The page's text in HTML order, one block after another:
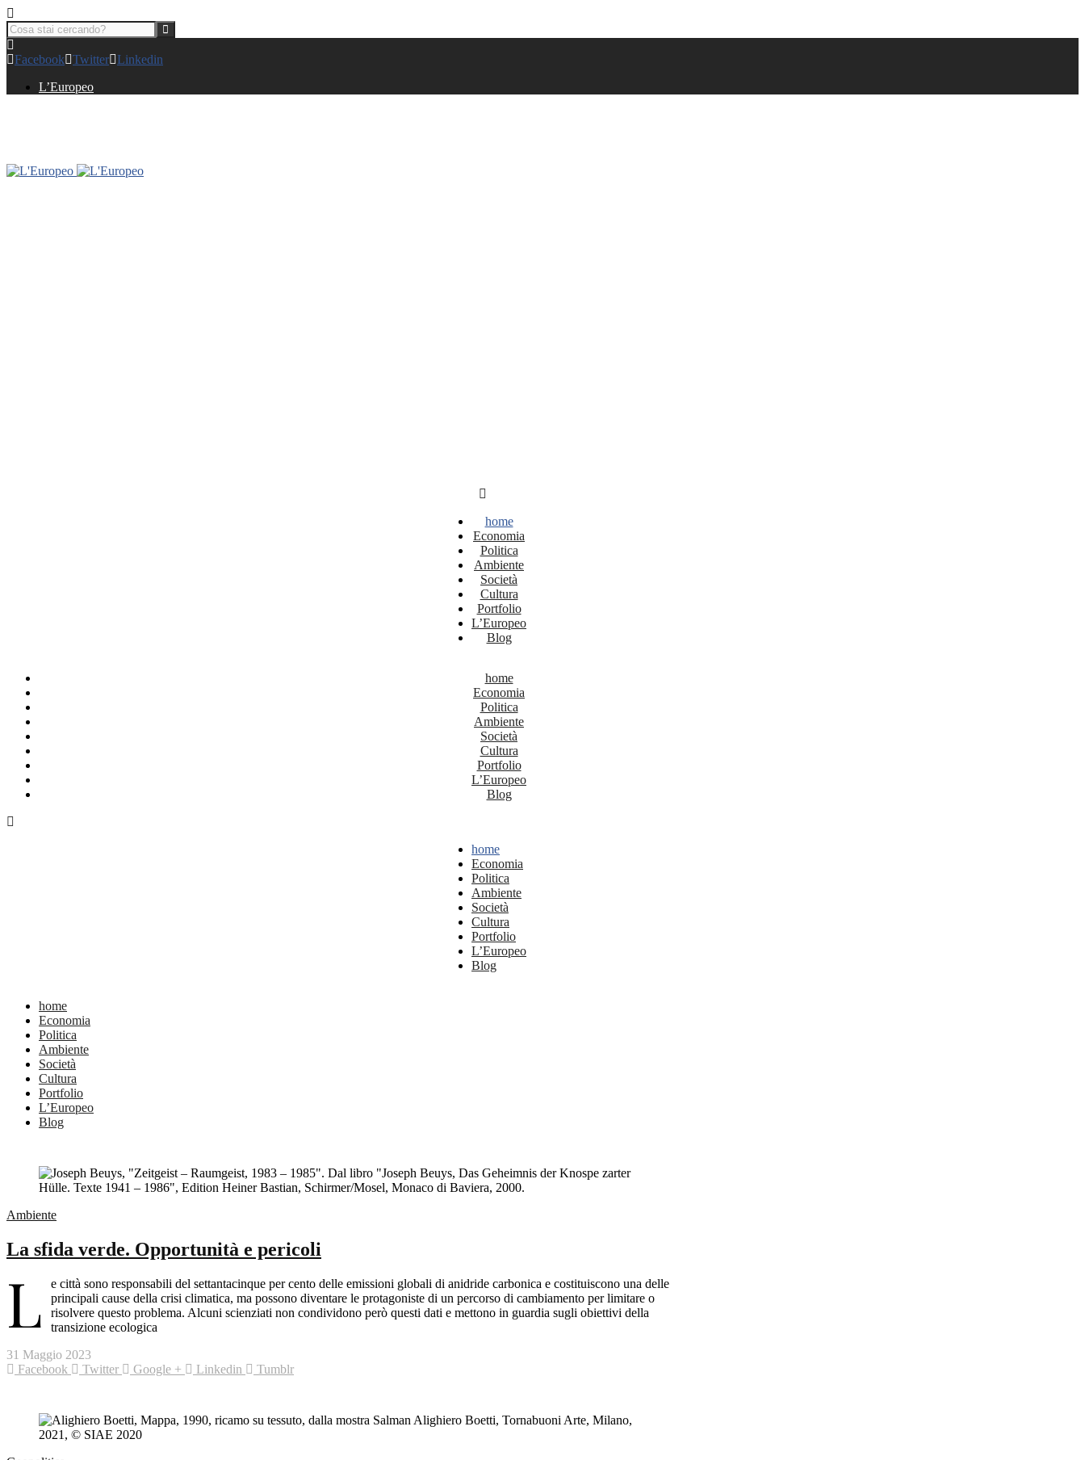
Facebook Twitter Linkedin
L’Europeo
home
Economia
Politica
Ambiente
Società
Cultura
Portfolio
L’Europeo
Blog
home
Economia
Politica
Ambiente
Società
Cultura
Portfolio
L’Europeo
Blog
home
Economia
Politica
Ambiente
Società
Cultura
Portfolio
L’Europeo
Blog
home
Economia
Politica
Ambiente
Società
Cultura
Portfolio
L’Europeo
Blog
Ambiente
La sfida verde. Opportunità e pericoli
L
e città sono responsabili del settantacinque per cento delle emissioni globali di anidride carbonica e costituiscono una delle
principali cause della crisi climatica, ma possono diventare le protagoniste di un percorso di cambiamento per limitare o
risolvere questo problema. Alcuni scienziati non condividono però questi dati e mettono in guardia sugli obiettivi della
transizione ecologica
31 Maggio 2023
Facebook
Twitter Google + Linkedin Tumblr